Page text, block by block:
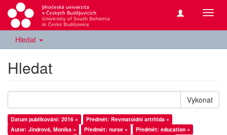
Hledat
Hledat
Vykonat
Datum publikování: 2016 ×
Předmět: Revmatoidní artritida ×
Autor: Jindrová, Monika ×
Předmět: nurse ×
Předmět: education ×